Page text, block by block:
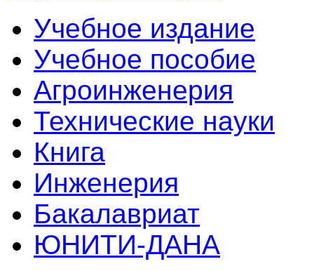
Учебное издание
Учебное пособие
Агроинженерия
Технические науки
Книга
Инженерия
Бакалавриат
ЮНИТИ-ДАНА